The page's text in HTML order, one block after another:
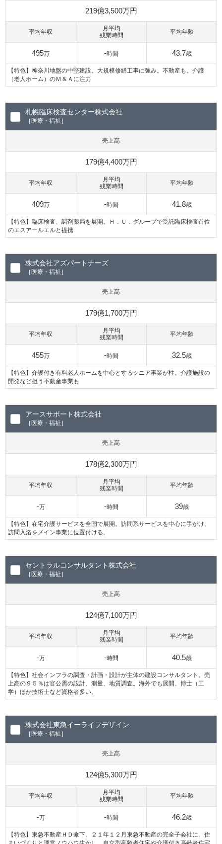
219億3,500万円
平均年収
495万
月平均
残業時間
-時間
平均年齢
43.7歳
【特色】神奈川地盤の中堅建設。大規模修繕工事に強み。不動産も。介護
（老人ホーム）のＭ＆Ａに注力
札幌臨床検査センター株式会社
［医療・福祉］
売上高
179億4,400万円
平均年収
409万
月平均
残業時間
-時間
平均年齢
41.8歳
【特色】臨床検査、調剤薬局を展開。Ｈ．Ｕ．グループで受託臨床検査首位
のエスアールエルと提携
株式会社アズパートナーズ
［医療・福祉］
売上高
179億1,700万円
平均年収
455万
月平均
残業時間
-時間
平均年齢
32.5歳
【特色】介護付き有料老人ホームを中心とするシニア事業が柱。介護施設の
開発など担う不動産事業も
アースサポート株式会社
［医療・福祉］
売上高
178億2,300万円
平均年収
-万
月平均
残業時間
-時間
平均年齢
39歳
【特色】在宅介護サービスを全国で展開。訪問系サービスを中心に手がけ、
訪問入浴をメイン事業に位置付ける。
セントラルコンサルタント株式会社
［医療・福祉］
売上高
124億7,100万円
平均年収
-万
月平均
残業時間
-時間
平均年齢
40.5歳
【特色】社会インフラの調査・計画・設計が主体の建設コンサルタント。売
上高の９５％は官公需の設計、測量、地質調査。海外でも展開。博士（工
学）ほか技術士など資格者多い。
株式会社東急イーライフデザイン
［医療・福祉］
売上高
124億5,300万円
平均年収
-万
月平均
残業時間
-時間
平均年齢
46.2歳
【特色】東急不動産ＨＤ傘下。２１年１２月東急不動産の完全子会社に。住